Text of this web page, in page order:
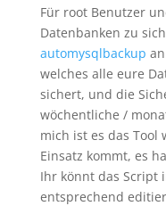
Für root Benutzer
Datenbanken zu
automysqlbackup
welches alle eure
sichert, und die
wöchentliche /
mich ist es das Tool
Einsatz kommt, es
Ihr könnt das Script
entsprechend